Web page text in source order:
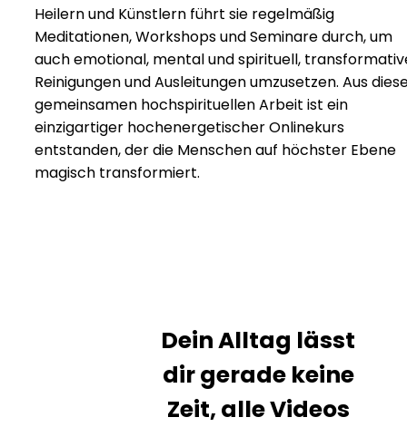
Heilern und Künstlern führt sie regelmäßig
Meditationen, Workshops und Seminare durch, um
auch emotional, mental und spirituell,
Reinigungen und Ausleitungen umzusetzen. Aus
gemeinsamen hochspirituellen Arbeit ist ein
einzigartiger hochenergetischer Onlinekurs
entstanden, der die Menschen auf höchster Ebene
magisch transformiert.
Dein Alltag lässt
dir gerade keine
Zeit, alle Videos